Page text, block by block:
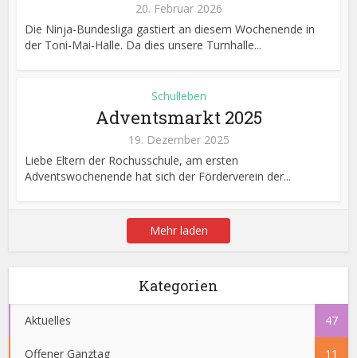
20. Februar 2026
Die Ninja-Bundesliga gastiert an diesem Wochenende in
der Toni-Mai-Halle. Da dies unsere Turnhalle...
Schulleben
Adventsmarkt 2025
19. Dezember 2025
Liebe Eltern der Rochusschule, am ersten
Adventswochenende hat sich der Förderverein der...
Mehr laden
Kategorien
Aktuelles 47
Offener Ganztag 11